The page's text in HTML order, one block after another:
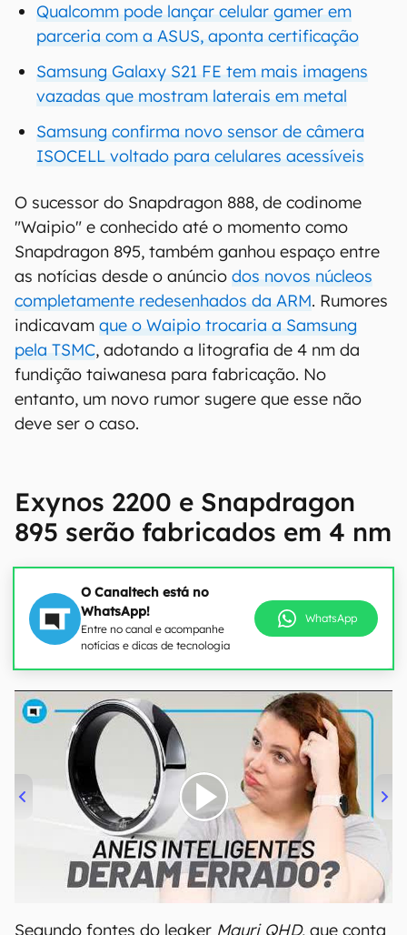
Qualcomm pode lançar celular gamer em
parceria com a ASUS, aponta certificação
Samsung Galaxy S21 FE tem mais imagens
vazadas que mostram laterais em metal
Samsung confirma novo sensor de câmera
ISOCELL voltado para celulares acessíveis
O sucessor do Snapdragon 888, de codinome
"Waipio" e conhecido até o momento como
Snapdragon 895, também ganhou espaço entre
as notícias desde o anúncio dos novos núcleos
completamente redesenhados da ARM. Rumores
indicavam que o Waipio trocaria a Samsung
pela TSMC, adotando a litografia de 4 nm da
fundição taiwanesa para fabricação. No
entanto, um novo rumor sugere que esse não
deve ser o caso.
Exynos 2200 e Snapdragon
895 serão fabricados em 4 nm
O Canaltech está no
WhatsApp!
Entre no canal e acompanhe
notícias e dicas de tecnologia
WhatsApp
00:00/21:11
Segundo fontes do leaker Mauri QHD, que conta